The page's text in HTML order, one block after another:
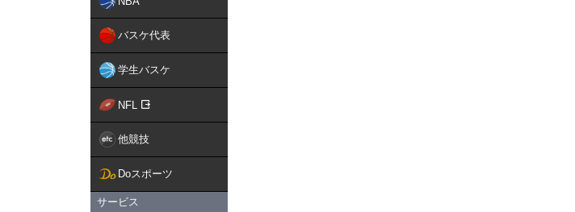
バスケ代表
学生バスケ
NFL
他競技
Doスポーツ
サービス